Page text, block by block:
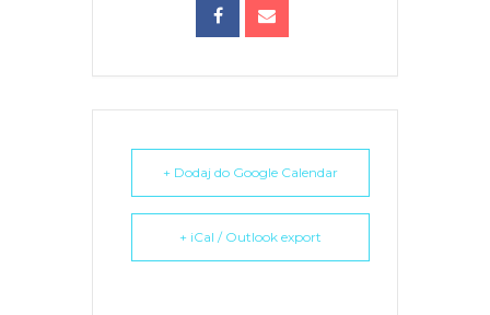
+ Dodaj do Google Calendar
+ iCal / Outlook export